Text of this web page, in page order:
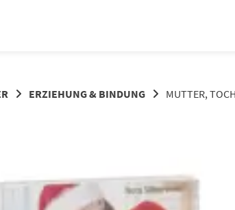
ERZIEHUNG & BINDUNG MUTTER,